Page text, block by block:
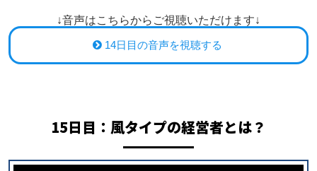
↓音声はこちらからご視聴いただけます↓
14日目の音声を視聴する
15日目： 風タイプの経営者とは？